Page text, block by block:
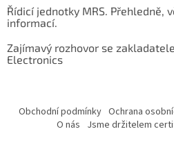
Řídicí jednotky MRS. Přehledně,
informací.
Zajímavý rozhovor se
Electronics
Obchodní podmínky Ochrana
O nás Jsme držitelem